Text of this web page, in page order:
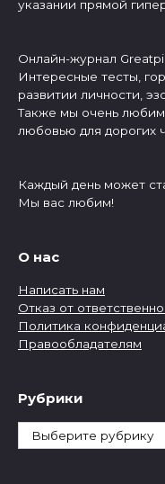
указании прямой
Онлайн-журнал
Интересные тесты,
развитии личности,
Также мы очень
любовью для дорогих
Каждый день может
Мы вас любим!
О нас
Написать нам
Отказ от
Политика
Правообладателям
Рубрики
Рубрики